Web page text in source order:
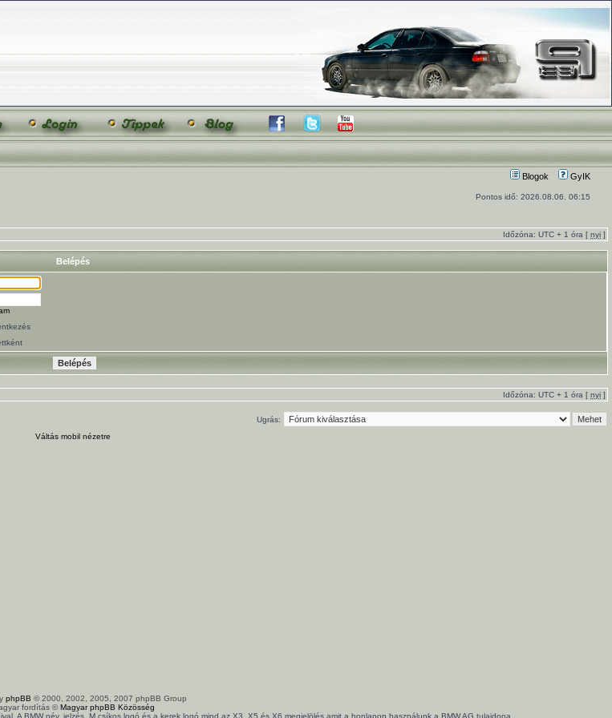
Blogok GyIK
Pontos idő: 2026.08.06. 06:15
Időzóna: UTC + 1 óra [ nyi ]
Belépés
Időzóna: UTC + 1 óra [ nyi ]
Ugrás:
Váltás mobil nézetre
phpBB © 2000, 2002, 2005, 2007 phpBB Group
fordítás ©Magyar phpBB Közösség
A BMW név, jelzés, M csíkos logó és a kerek logó mind az X3, X5 és X6 megjelölés amit a honlapon használunk a BMW AG tulajdona.